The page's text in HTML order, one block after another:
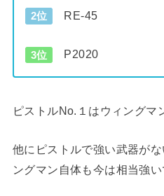
2位 RE-45
3位 P2020
ピストルNo.１はウィングマ
他にピストルで強い武器が
ングマン自体も今は相当強い